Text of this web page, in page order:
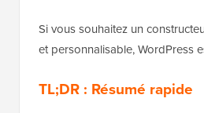
Si vous souhaitez un
et personnalisable, WordPress
TL;DR : Résumé rapide